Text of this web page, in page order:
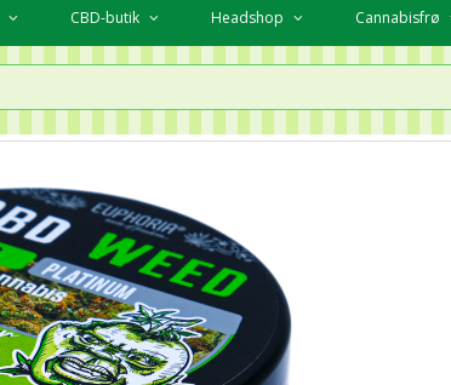
CBD-butik Headshop Cannabisfrø